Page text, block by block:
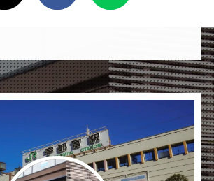
け
ば
シ
ア
し